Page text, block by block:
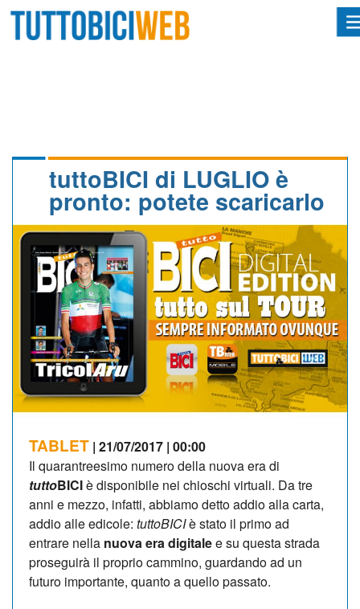
CALENDARIO
OSCAR
ALBI D'ORO
NEWSLETTER
tuttoBICI di LUGLIO è
pronto: potete scaricarlo
TABLET | 21/07/2017 | 00:00
Il quarantreesimo numero della nuova era di
tuttoBICIè disponibile nei chioschi virtuali. Da tre
anni e mezzo, infatti, abbiamo detto addio alla carta,
addio alle edicole: tuttoBICIè stato il primo ad
entrare nella nuovaera digitalee su questa strada
proseguirà il proprio cammino, guardando ad un
futuro importante, quanto a quello passato.